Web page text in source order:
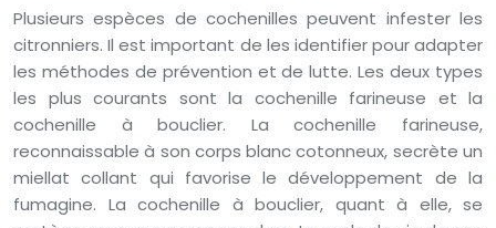
Plusieurs espèces de cochenilles peuvent infester les
citronniers. Il est important de les identifier pour adapter
les méthodes de prévention et de lutte. Les deux types
les plus courants sont la cochenille farineuse et la
cochenille à bouclier. La cochenille farineuse,
reconnaissable à son corps blanc cotonneux, secrète un
miellat collant qui favorise le développement de la
fumagine. La cochenille à bouclier, quant à elle, se